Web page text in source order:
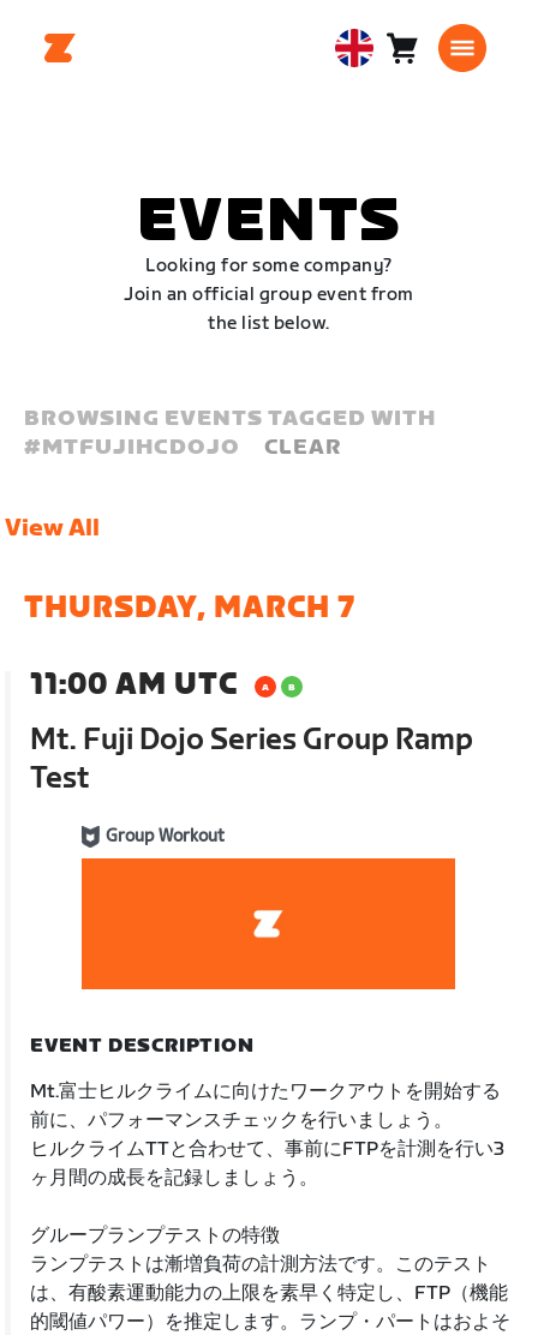
United Cart0
EVENTS
Looking for some company?
Join an official group event from
the list below.
BROWSING EVENTS TAGGED WITH
#MTFUJIHCDOJO CLEAR
View All
THURSDAY, MARCH 7
11:00 AM UTC
Mt. Fuji Dojo Series Group Ramp
Test
Group Workout
EVENT DESCRIPTION
Mt.富士ヒルクライムに向けたワークアウトを開始する
前に、パフォーマンスチェックを行いましょう。
ヒルクライムTTと合わせて、事前にFTPを計測を行い3
ヶ月間の成長を記録しましょう。
グループランプテストの特徴
ランプテストは漸増負荷の計測方法です。このテスト
は、有酸素運動能力の上限を素早く特定し、FTP（機能
的閾値パワー）を推定します。ランプ・パートはおよそ